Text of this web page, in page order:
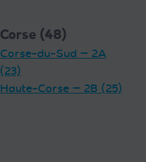
Corse (48)
Corse-du-Sud — 2A
(23)
Haute-Corse — 2B (25)